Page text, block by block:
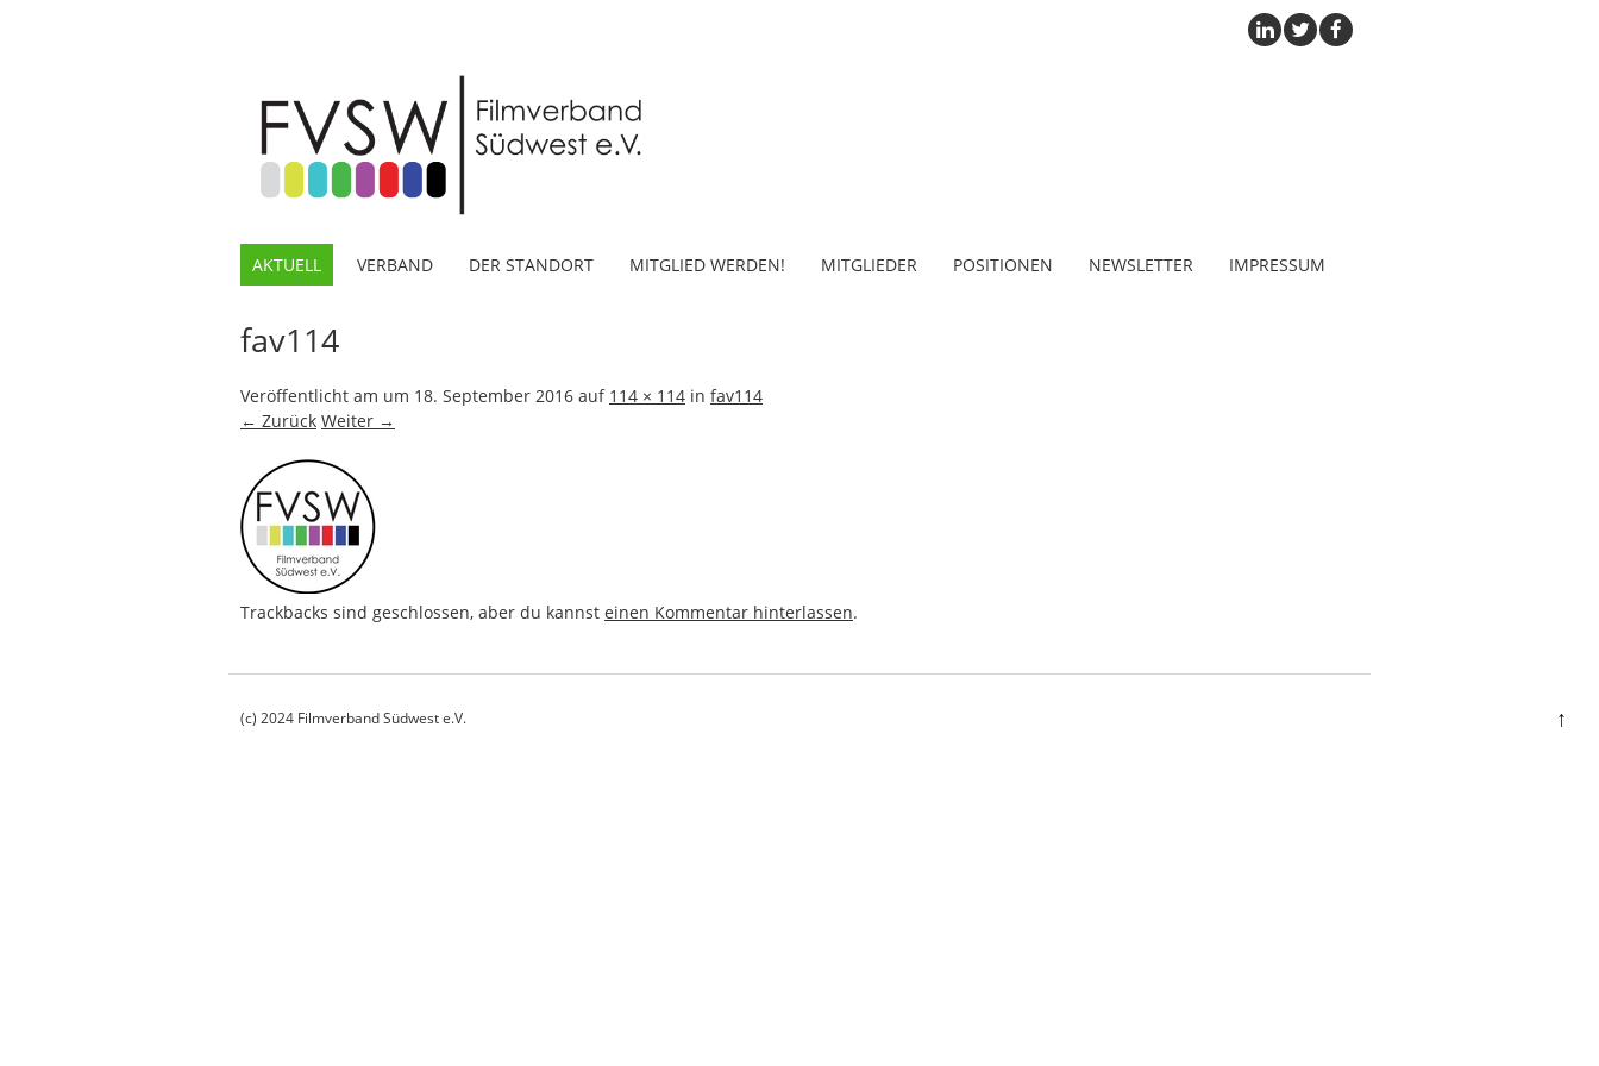
AKTUELL VERBAND DER STANDORT MITGLIED WERDEN! MITGLIEDER POSITIONEN NEWSLETTER IMPRESSUM
fav114
Veröffentlicht am um 18. September 2016 auf 114 × 114 in fav114
← Zurück Weiter →
Trackbacks sind geschlossen, aber du kannst einen Kommentar hinterlassen.
(c) 2024 Filmverband Südwest e.V. ↑